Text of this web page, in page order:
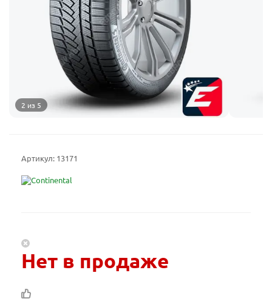
2 из 5
Артикул: 13171
Нет в продаже